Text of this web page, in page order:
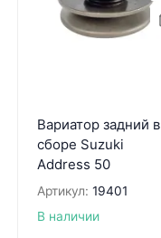
Вариатор задний в
сборе Suzuki
Address 50
Артикул: 19401
В наличии